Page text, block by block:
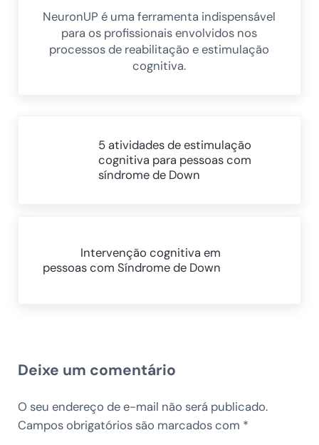
NeuronUP é uma ferramenta indispensável
para os profissionais envolvidos nos
processos de reabilitação e estimulação
cognitiva.
5 atividades de estimulação
cognitiva para pessoas com
síndrome de Down
Intervenção cognitiva em
pessoas com Síndrome de Down
Deixe um comentário
O seu endereço de e-mail não será publicado.
Campos obrigatórios são marcados com *